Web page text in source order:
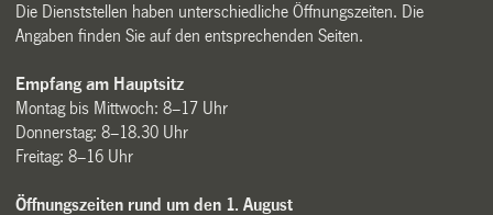
Die Dienststellen haben unterschiedliche Öffnungszeiten. Die
Angaben finden Sie auf den entsprechenden Seiten.
Empfang am Hauptsitz
Montag bis Mittwoch: 8–17 Uhr
Donnerstag: 8–18.30 Uhr
Freitag: 8–16 Uhr
Öffnungszeiten rund um den 1. August